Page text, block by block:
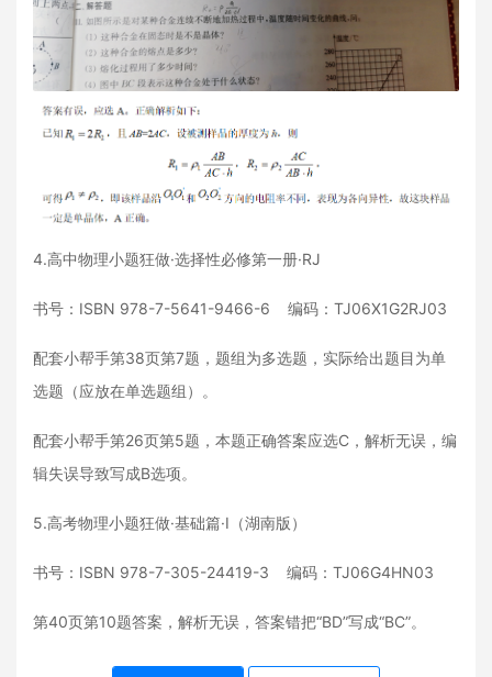
4.高中物理小题狂做·选择性必修第一册·RJ
书号：ISBN 978-7-5641-9466-6 编码：TJ06X1G2RJ03
配套小帮手第38页第7题，题组为多选题，实际给出题目为单
选题（应放在单选题组）。
配套小帮手第26页第5题，本题正确答案应选C，解析无误，编
辑失误导致写成B选项。
5.高考物理小题狂做·基础篇·Ⅰ（湖南版）
书号：ISBN 978-7-305-24419-3 编码：TJ06G4HN03
第40页第10题答案，解析无误，答案错把“BD”写成“BC”。